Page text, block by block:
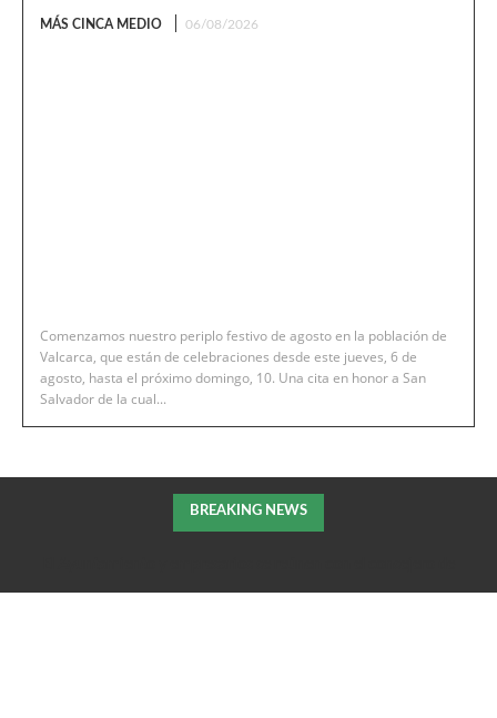
MÁS CINCA MEDIO 06/08/2026
Comenzamos nuestro periplo festivo de agosto en la población de
Valcarca, que están de celebraciones desde este jueves, 6 de
agosto, hasta el próximo domingo, 10. Una cita en honor a San
Salvador de la cual...
BREAKING NEWS